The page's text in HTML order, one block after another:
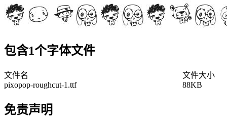
包含1个字体文件
文件名
文件大小
pixopop-roughcut-1.ttf
88KB
免责声明